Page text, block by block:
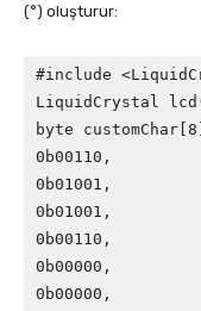
(°) oluşturur:
#include
LiquidCrystal
byte
0b00110,
0b01001,
0b01001,
0b00110,
0b00000,
0b00000,